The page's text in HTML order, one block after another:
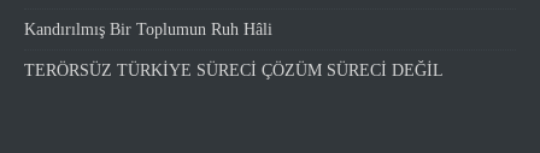
Kandırılmış Bir Toplumun Ruh Hâli
TERÖRSÜZ TÜRKİYE SÜRECİ ÇÖZÜM SÜRECİ DEĞİL